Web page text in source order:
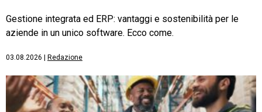
Gestione integrata ed ERP: vantaggi e sostenibilità per le
aziende in un unico software. Ecco come.
03.08.2026 Redazione